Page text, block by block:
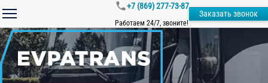
+7 (869) 277-73-87
Работаем 24/7, звоните!
Заказать звонок